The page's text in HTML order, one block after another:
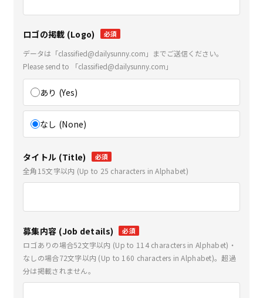
ロゴの掲載 (Logo) 必須
データは「classified@dailysunny.com」までご送信ください。
Please send to 「classified@dailysunny.com」
あり (Yes)
なし (None)
タイトル (Title) 必須
全角15文字以内 (Up to 25 characters in Alphabet)
募集内容 (Job details) 必須
ロゴありの場合52文字以内 (Up to 114 characters in Alphabet)・
なしの場合72文字以内 (Up to 160 characters in Alphabet)。超過
分は掲載されません。